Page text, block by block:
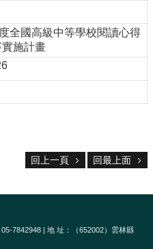
全國高級中等學校閱讀心得
施計畫
回上一頁 回最上面
7842948 | 地 址：（652002）雲林縣